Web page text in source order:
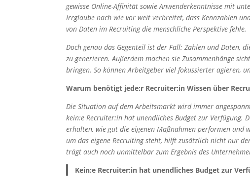
gewisse Online-Affinität sowie Anwenderkenntnisse mit
Irrglaube nach wie vor weit verbreitet, dass Kennzahlen
von Daten im Recruiting die menschliche Perspektive fehle.
Doch genau das Gegenteil ist der Fall: Zahlen und Daten,
zu generieren. Außerdem machen sie Zusammenhänge
bringen. So können Arbeitgeber viel fokussierter agieren,
Warum benötigt jede:r Recruiter:in Wissen über
Die Situation auf dem Arbeitsmarkt wird immer
kein:e Recruiter:in hat unendliches Budget zur Verfügung.
erhalten, wie gut die eigenen Maßnahmen performen und
um das eigene Recruiting steht, hilft zusätzlich nicht nur
trägt auch noch unmittelbar zum Ergebnis des
Kein:e Recruiter:in hat unendliches Budget zur